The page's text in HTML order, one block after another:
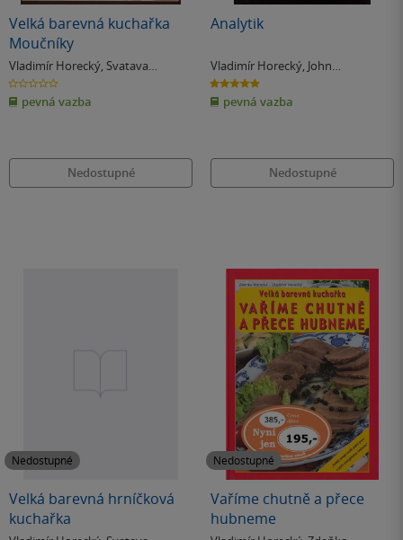
Velká barevná kuchařka
Moučníky
Vladimír Horecký, Svatava
Poncová
0.0
z
5
hvězdiček
pevná vazba
Nedostupné
Analytik
Vladimír Horecký, John
Katzenbach
5.0
z
5
hvězdiček
pevná vazba
Nedostupné
Nedostupné
Velká barevná hrníčková
kuchařka
Nedostupné
Vaříme chutně a přece
hubneme